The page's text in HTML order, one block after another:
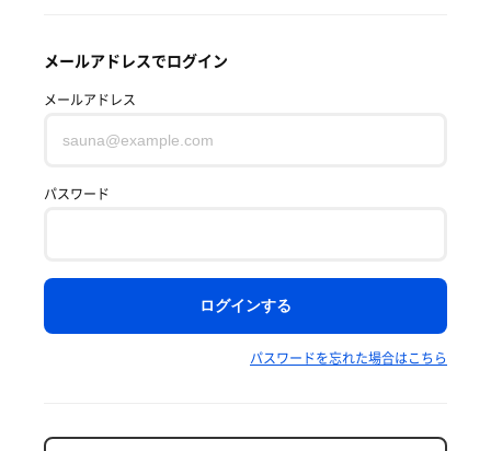
メールアドレスでログイン
メールアドレス
パスワード
ログインする
パスワードを忘れた場合はこちら